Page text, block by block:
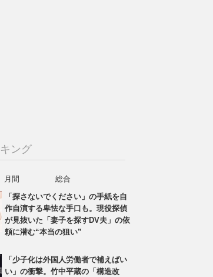
ング
月間
総合
「探さないでください」の手紙を自
作自演する卑怯な手口も。現役探偵
が見抜いた「妻子を探すDV夫」の依
頼に潜む“本当の狙い”
「少子化は外国人労働者で補えばい
い」の衝撃。竹中平蔵の「構造改